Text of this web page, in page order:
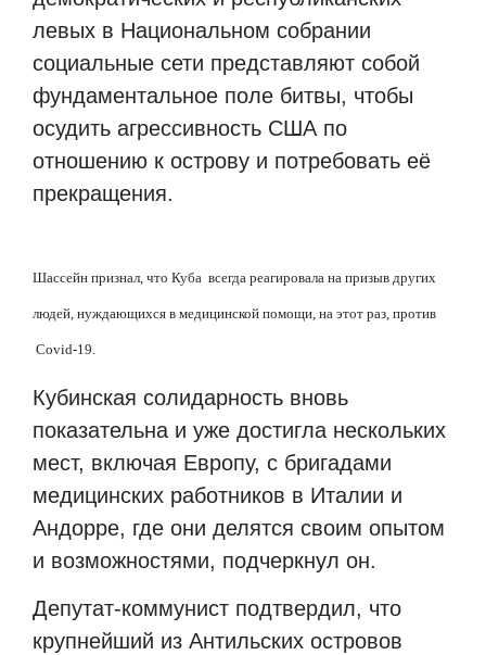
левых в Национальном собрании
социальные сети представляют собой
фундаментальное поле битвы, чтобы
осудить агрессивность США по
отношению к острову и потребовать её
прекращения.
Шассейн признал, что Куба всегда реагировала на призыв других
людей, нуждающихся в медицинской помощи, на этот раз, против
Covid-19.
Кубинская солидарность вновь
показательна и уже достигла нескольких
мест, включая Европу, с бригадами
медицинских работников в Италии и
Андорре, где они делятся своим опытом
и возможностями, подчеркнул он.
Депутат-коммунист подтвердил, что
крупнейший из Антильских островов